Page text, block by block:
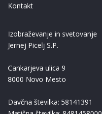
Kontakt
Izobraževanje in svetovanje
Jernej Picelj S.P.
Cankarjeva ulica 9
8000 Novo Mesto
Davčna številka: 58141391